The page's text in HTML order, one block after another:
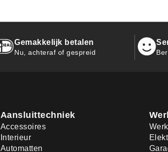
Gemakkelijk betalen
Nu, achteraf of gespreid
Aansluittechniek
Accessoires
Interieur
Automatten